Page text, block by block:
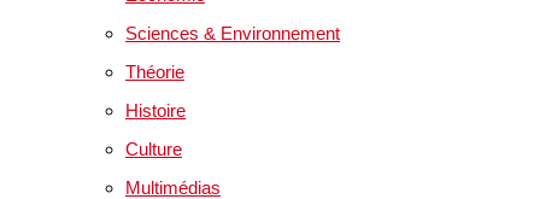
Sciences & Environnement
Théorie
Histoire
Culture
Multimédias